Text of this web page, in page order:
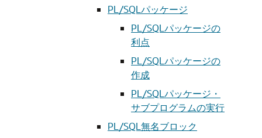
PL/SQLパッケージ
PL/SQLパッケージの
利点
PL/SQLパッケージの
作成
PL/SQLパッケージ・
サブプログラムの実行
PL/SQL無名ブロック